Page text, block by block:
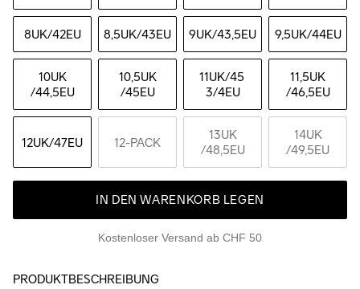
8UK/42EU 8,5UK/43EU 9UK/43,5EU 9,5UK/44EU
10UK
/44,5EU
10,5UK
/45EU
11UK/45
3/4EU
11,5UK
/46,5EU
12UK/47EU 12-PACK
13UK
/48,5EU
14UK
/49,5EU
IN DEN WARENKORB LEGEN
Kostenloser Versand ab CHF 50
PRODUKTBESCHREIBUNG